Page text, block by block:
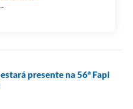
presente na 56ª Fapi